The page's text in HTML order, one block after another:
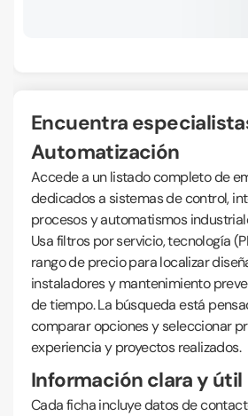
Encuentra especialistas en
Automatización
Accede a un listado completo de
dedicados a sistemas de control,
procesos y automatismos
Usa filtros por servicio, tecnología
rango de precio para localizar
instaladores y mantenimiento
de tiempo. La búsqueda está
comparar opciones y seleccionar
experiencia y proyectos realizados.
Información clara y útil
Cada ficha incluye datos de